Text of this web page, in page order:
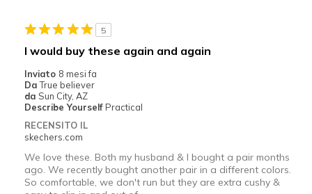
perfect
Migliori Utilizzi:
Casual Wear
Travel
Width
Feels true to width
Sizing
Feels true to size
5
I would buy these again and again
Inviato 8 mesi fa
Da True believer
da Sun City, AZ
Describe Yourself Practical
RECENSITO IL
skechers.com
We love these. Both my husband & I bought a pair months
ago. We recently bought another pair in a different colors.
So comfortable, we don't run but they are extra cushy &